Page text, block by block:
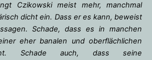
Czikowski meist mehr, manchmal
dicht ein. Dass er es kann, beweist
Schade, dass es in manchen
eher banalen und oberflächlichen
Schade auch, dass seine